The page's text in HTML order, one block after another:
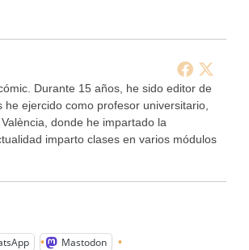
Durante 15 años, he sido editor de
ejercido como profesor universitario,
donde he impartado la
imparto clases en varios módulos
Mastodon